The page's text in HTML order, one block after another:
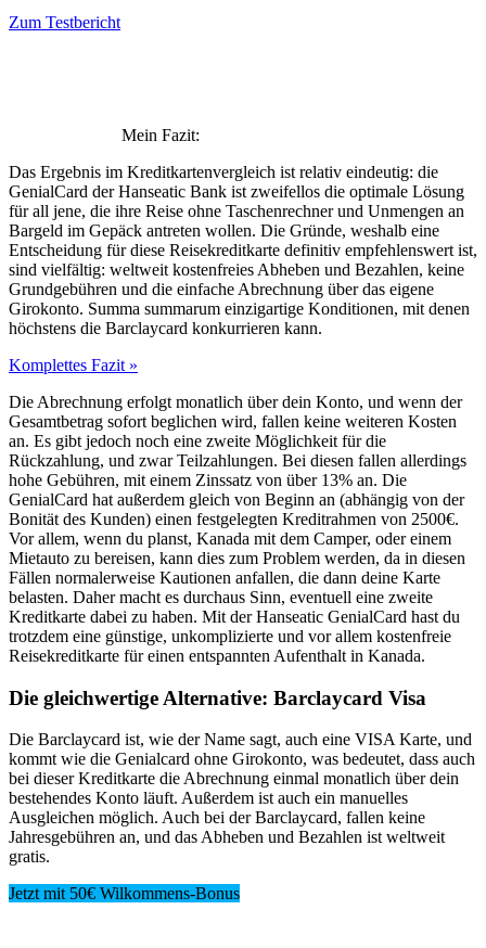
Zum Testbericht
Mein Fazit:
Das Ergebnis im Kreditkartenvergleich ist relativ eindeutig: die
GenialCard der Hanseatic Bank ist zweifellos die optimale Lösung
für all jene, die ihre Reise ohne Taschenrechner und Unmengen an
Bargeld im Gepäck antreten wollen. Die Gründe, weshalb eine
Entscheidung für diese Reisekreditkarte definitiv empfehlenswert ist,
sind vielfältig: weltweit kostenfreies Abheben und Bezahlen, keine
Grundgebühren und die einfache Abrechnung über das eigene
Girokonto. Summa summarum einzigartige Konditionen, mit denen
höchstens die Barclaycard konkurrieren kann.
Komplettes Fazit »
Die Abrechnung erfolgt monatlich über dein Konto, und wenn der
Gesamtbetrag sofort beglichen wird, fallen keine weiteren Kosten
an. Es gibt jedoch noch eine zweite Möglichkeit für die
Rückzahlung, und zwar Teilzahlungen. Bei diesen fallen allerdings
hohe Gebühren, mit einem Zinssatz von über 13% an. Die
GenialCard hat außerdem gleich von Beginn an (abhängig von der
Bonität des Kunden) einen festgelegten Kreditrahmen von 2500€.
Vor allem, wenn du planst, Kanada mit dem Camper, oder einem
Mietauto zu bereisen, kann dies zum Problem werden, da in diesen
Fällen normalerweise Kautionen anfallen, die dann deine Karte
belasten. Daher macht es durchaus Sinn, eventuell eine zweite
Kreditkarte dabei zu haben. Mit der Hanseatic GenialCard hast du
trotzdem eine günstige, unkomplizierte und vor allem kostenfreie
Reisekreditkarte für einen entspannten Aufenthalt in Kanada.
Die gleichwertige Alternative: Barclaycard Visa
Die Barclaycard ist, wie der Name sagt, auch eine VISA Karte, und
kommt wie die Genialcard ohne Girokonto, was bedeutet, dass auch
bei dieser Kreditkarte die Abrechnung einmal monatlich über dein
bestehendes Konto läuft. Außerdem ist auch ein manuelles
Ausgleichen möglich. Auch bei der Barclaycard, fallen keine
Jahresgebühren an, und das Abheben und Bezahlen ist weltweit
gratis.
Jetzt mit 50€ Wilkommens-Bonus